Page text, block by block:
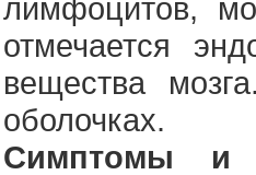
лимфоцитов,
отмечается
вещества
оболочках.
Симптомы и